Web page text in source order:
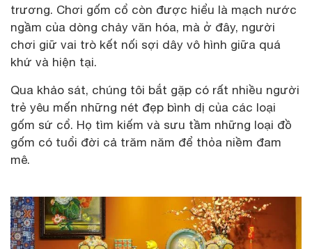
trương. Chơi gốm cổ còn được hiểu là mạch nước
ngầm của dòng chảy văn hóa, mà ở đây, người
chơi giữ vai trò kết nối sợi dây vô hình giữa quá
khứ và hiện tại.
Qua khảo sát, chúng tôi bắt gặp có rất nhiều người
trẻ yêu mến những nét đẹp bình dị của các loại
gốm sứ cổ. Họ tìm kiếm và sưu tầm những loại đồ
gốm có tuổi đời cả trăm năm để thỏa niềm đam
mê.